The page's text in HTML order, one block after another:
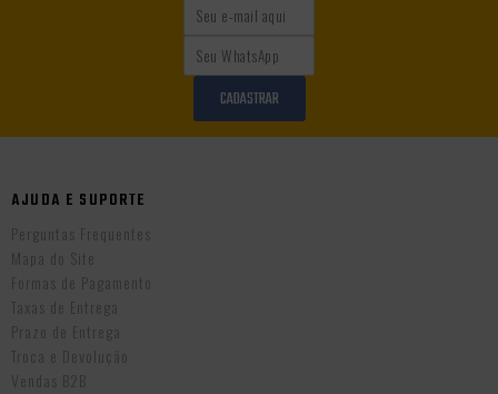
CADASTRAR
AJUDA E SUPORTE
Perguntas Frequentes
Mapa do Site
Formas de Pagamento
Taxas de Entrega
Prazo de Entrega
Troca e Devolução
Vendas B2B